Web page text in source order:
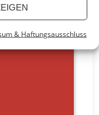
& Haftungsausschluss